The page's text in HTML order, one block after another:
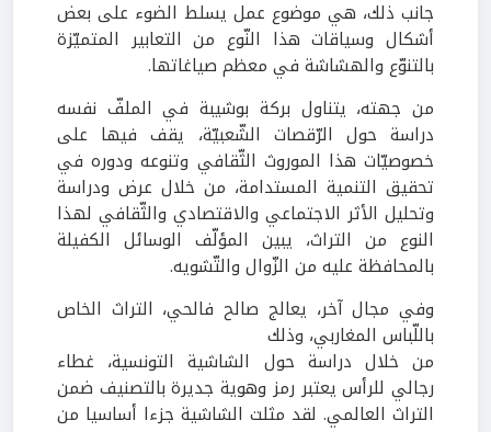
جانب ذلك، هي موضوع عمل يسلط الضوء على بعض
أشكال وسياقات هذا النّوع من التعابير المتميّزة
بالتنوّع والهشاشة في معظم صياغاتها.
من جهته، يتناول بركة بوشيبة في الملفّ نفسه
دراسة حول الرّقصات الشّعبيّة، يقف فيها على
خصوصيّات هذا الموروث الثّقافي وتنوعه ودوره في
تحقيق التنمية المستدامة، من خلال عرض ودراسة
وتحليل الأثر الاجتماعي والاقتصادي والثّقافي لهذا
النوع من التراث، يبين المؤلّف الوسائل الكفيلة
بالمحافظة عليه من الزّوال والتّشويه.
وفي مجال آخر، يعالج صالح فالحي، التراث الخاص
باللّباس المغاربي، وذلك
من خلال دراسة حول الشاشية التونسية، غطاء
رجالي للرأس يعتبر رمز وهوية جديرة بالتصنيف ضمن
التراث العالمي. لقد مثلت الشاشية جزءا أساسيا من